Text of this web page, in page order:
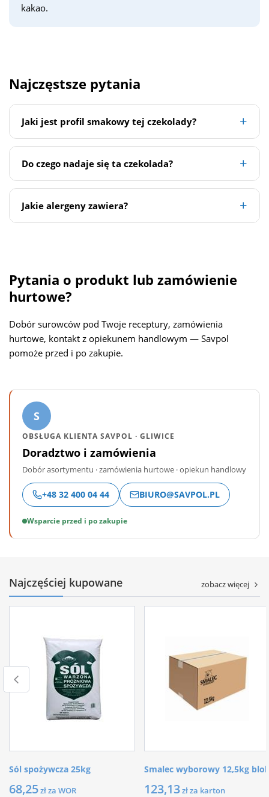
kakao.
Najczęstsze pytania
Jaki jest profil smakowy tej czekolady?
Do czego nadaje się ta czekolada?
Jakie alergeny zawiera?
Pytania o produkt lub zamówienie
hurtowe?
Dobór surowców pod Twoje receptury, zamówienia
hurtowe, kontakt z opiekunem handlowym — Savpol
pomoże przed i po zakupie.
S
OBSŁUGA KLIENTA SAVPOL · GLIWICE
Doradztwo i zamówienia
Dobór asortymentu · zamówienia hurtowe · opiekun handlowy
+48 32 400 04 44 BIURO@SAVPOL.PL
Wsparcie przed i po zakupie
Najczęściej kupowane zobacz więcej
Sól spożywcza 25kg
68,25zł za WOR
Smalec wyborowy 12,5kg
123,13zł za karton